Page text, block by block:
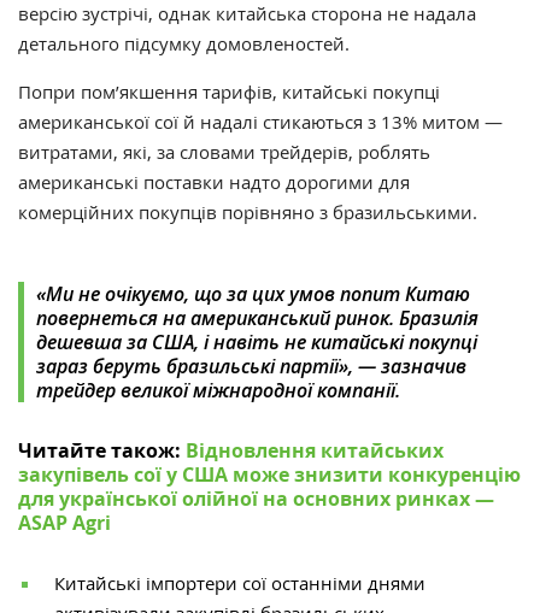
версію зустрічі, однак китайська сторона не надала
детального підсумку домовленостей.
Попри пом’якшення тарифів, китайські покупці
американської сої й надалі стикаються з 13% митом —
витратами, які, за словами трейдерів, роблять
американські поставки надто дорогими для
комерційних покупців порівняно з бразильськими.
«Ми не очікуємо, що за цих умов попит Китаю
повернеться на американський ринок. Бразилія
дешевша за США, і навіть не китайські покупці
зараз беруть бразильські партії», — зазначив
трейдер великої міжнародної компанії.
Читайте також: Відновлення китайських
закупівель сої у США може знизити конкуренцію
для української олійної на основних ринках —
ASAP Agri
Китайські імпортери сої останніми днями